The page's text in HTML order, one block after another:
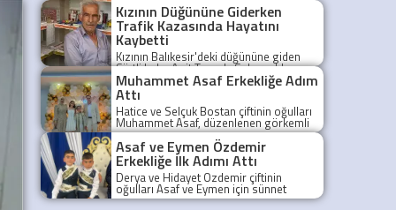
Kızının Düğününe Giderken
Trafik Kazasında Hayatını
Kaybetti
Kızının Balıkesir'deki düğününe giden
Siirtli baba Agit Toprak, Sakarya'da
geçirdiği trafik kazasında hayatını
kaybetti.
Muhammet Asaf Erkekliğe Adım
Attı
Hatice ve Selçuk Bostan çiftinin oğulları
Muhammet Asaf, düzenlenen görkemli
bir sünnet töreniyle erkekliğe ilk adımını
attı.
Asaf ve Eymen Özdemir
Erkekliğe İlk Adımı Attı
Derya ve Hidayet Özdemir çiftinin
oğulları Asaf ve Eymen için sünnet
cemiyeti düzenlendi. Taraklı Belediye